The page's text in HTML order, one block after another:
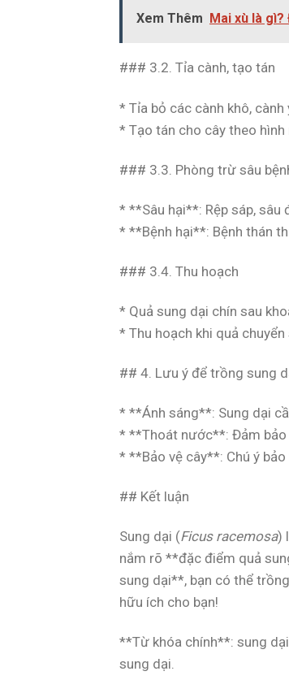
Xem Thêm Mai xù là
### 3.2. Tỉa cành, tạo tán
* Tỉa bỏ các cành khô,
* Tạo tán cho cây theo hình
### 3.3. Phòng trừ sâu
* **Sâu hại**: Rệp sáp, sâu
* **Bệnh hại**: Bệnh thán
### 3.4. Thu hoạch
* Quả sung dại chín sau
* Thu hoạch khi quả
## 4. Lưu ý để trồng sung
* **Ánh sáng**: Sung dại
* **Thoát nước**: Đảm bảo
* **Bảo vệ cây**: Chú ý
## Kết luận
Sung dại (Ficus racemosa)
nắm rõ **đặc điểm quả
sung dại**, bạn có thể
hữu ích cho bạn!
**Từ khóa chính**: sung
sung dại.